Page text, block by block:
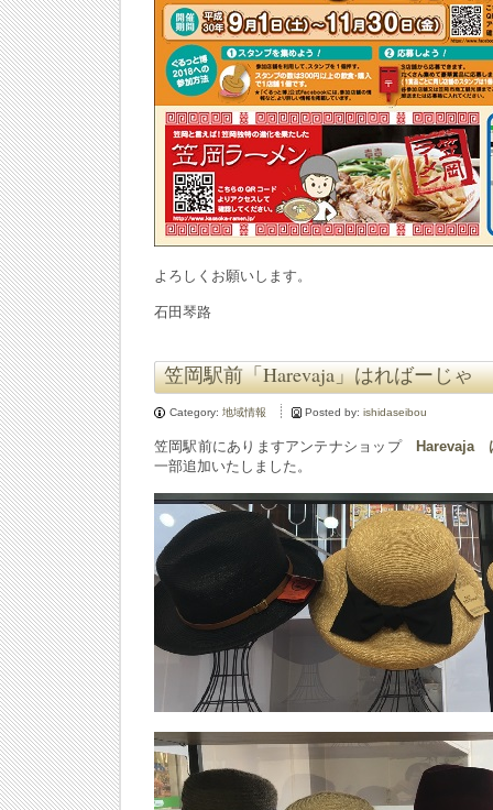
よろしくお願いします。
石田琴路
笠岡駅前「Harevaja」はればーじゃ
Category: 地域情報 Posted by: ishidaseibou
笠岡駅前にありますアンテナショップ
Harevaja
一部追加いたしました。